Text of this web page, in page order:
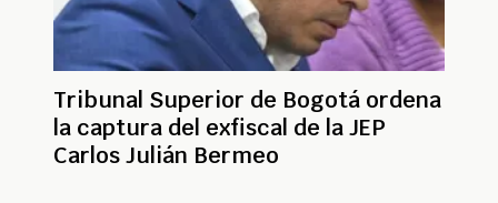
Tribunal Superior de Bogotá ordena
la captura del exfiscal de la JEP
Carlos Julián Bermeo